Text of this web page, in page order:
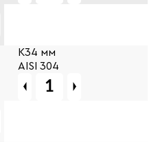
К34 мм
AISI 304